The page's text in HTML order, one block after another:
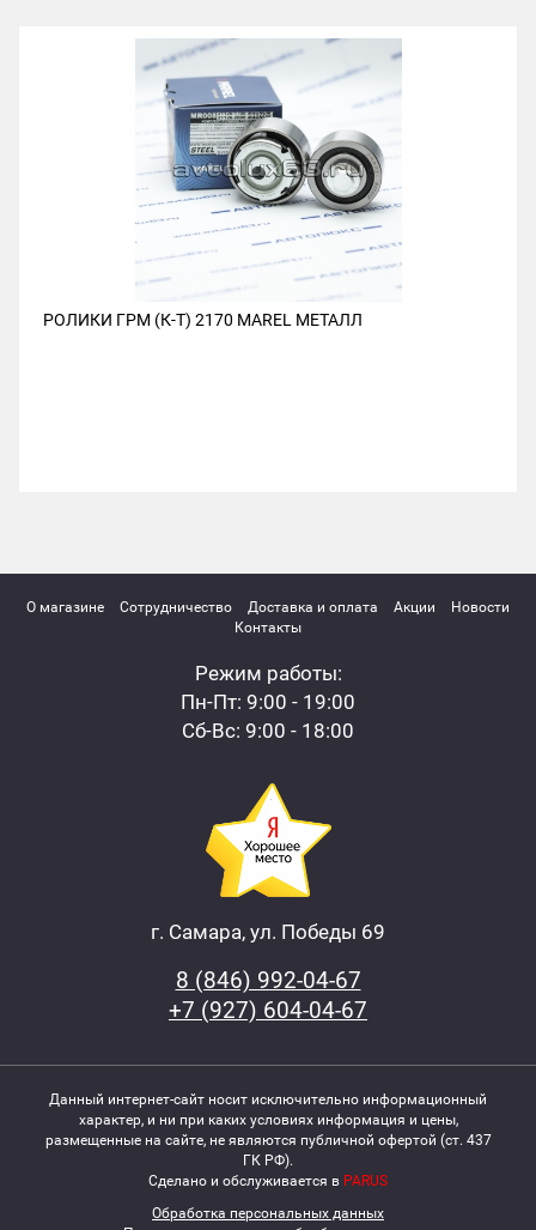
РОЛИКИ ГРМ (К-Т) 2170 MAREL МЕТАЛЛ
О магазине Сотрудничество Доставка и оплата Акции
Новости
Контакты
Режим работы:
Пн-Пт: 9:00 - 19:00
Сб-Вс: 9:00 - 18:00
г. Самара, ул. Победы 69
8 (846) 992-04-67
+7 (927) 604-04-67
Данный интернет-сайт носит исключительно информационный
характер, и ни при каких условиях информация и цены,
размещенные на сайте, не являются публичной офертой (ст. 437
ГК РФ).
Сделано и обслуживается в PARUS
Обработка персональных данных